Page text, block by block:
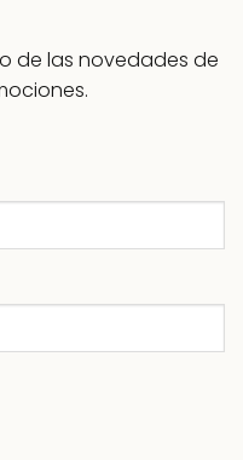
de
de las novedades de